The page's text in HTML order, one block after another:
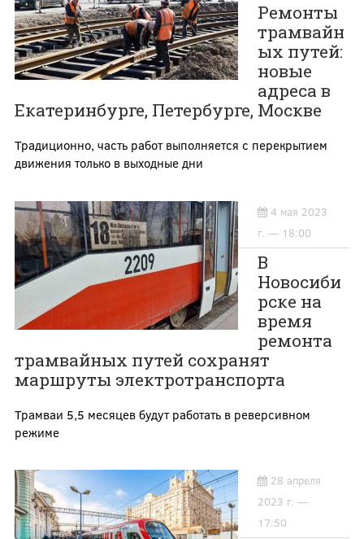
Ремонты
трамвайн
ых путей:
новые
адреса в
Екатеринбурге, Петербурге, Москве
Традиционно, часть работ выполняется с перекрытием
движения только в выходные дни
4 мая 2023
г. — 18:00
В
Новосиби
рске на
время
ремонта
трамвайных путей сохранят
маршруты электротранспорта
Трамваи 5,5 месяцев будут работать в реверсивном
режиме
28 апреля
2023 г. —
17:50